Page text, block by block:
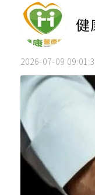
健
2026-07-09